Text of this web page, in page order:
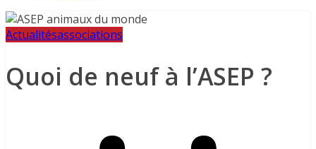
Actualitésassociations
Quoi de neuf à l’ASEP ?